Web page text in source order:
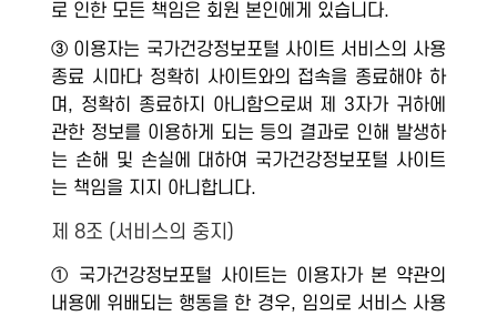
로 인한 모든 책임은 회원 본인에게 있습니다.
③ 이용자는 국가건강정보포털 사이트 서비스의 사용
종료 시마다 정확히 사이트와의 접속을 종료해야 하
며, 정확히 종료하지 아니함으로써 제 3자가 귀하에
관한 정보를 이용하게 되는 등의 결과로 인해 발생하
는 손해 및 손실에 대하여 국가건강정보포털 사이트
는 책임을 지지 아니합니다.
제 8조 (서비스의 중지)
① 국가건강정보포털 사이트는 이용자가 본 약관의
내용에 위배되는 행동을 한 경우, 임의로 서비스 사용